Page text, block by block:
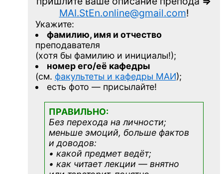
MAI.StEn.online@gmail.com!
Укажите:
фамилию, имя и отчество
преподавателя
(хотя бы фамилию и инициалы!);
номер его/её кафедры
(см. факультеты и кафедры МАИ);
есть фото — присылайте!
ПРАВИЛЬНО:
Без перехода на личности;
меньше эмоций, больше фактов
и доводов:
• какой предмет ведёт;
• как читает лекции — внятно